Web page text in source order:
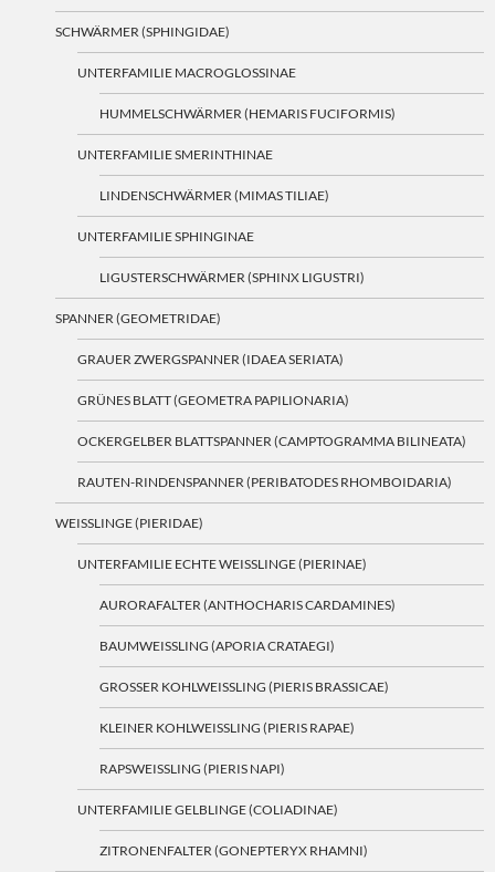
SCHWÄRMER (SPHINGIDAE)
UNTERFAMILIE MACROGLOSSINAE
HUMMELSCHWÄRMER (HEMARIS FUCIFORMIS)
UNTERFAMILIE SMERINTHINAE
LINDENSCHWÄRMER (MIMAS TILIAE)
UNTERFAMILIE SPHINGINAE
LIGUSTERSCHWÄRMER (SPHINX LIGUSTRI)
SPANNER (GEOMETRIDAE)
GRAUER ZWERGSPANNER (IDAEA SERIATA)
GRÜNES BLATT (GEOMETRA PAPILIONARIA)
OCKERGELBER BLATTSPANNER (CAMPTOGRAMMA BILINEATA)
RAUTEN-RINDENSPANNER (PERIBATODES RHOMBOIDARIA)
WEISSLINGE (PIERIDAE)
UNTERFAMILIE ECHTE WEISSLINGE (PIERINAE)
AURORAFALTER (ANTHOCHARIS CARDAMINES)
BAUMWEISSLING (APORIA CRATAEGI)
GROSSER KOHLWEISSLING (PIERIS BRASSICAE)
KLEINER KOHLWEISSLING (PIERIS RAPAE)
RAPSWEISSLING (PIERIS NAPI)
UNTERFAMILIE GELBLINGE (COLIADINAE)
ZITRONENFALTER (GONEPTERYX RHAMNI)